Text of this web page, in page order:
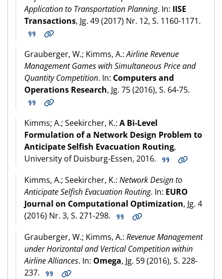
Application to Transportation Planning. In: IISE
Transactions, Jg. 49 (2017) Nr. 12, S. 1160-1171.
Grauberger, W.; Kimms, A.:Airline Revenue
Management Games with Simultaneous Price and
Quantity Competition. In: Computers and
Operations Research, Jg. 75 (2016), S. 64-75.
Kimms; A.; Seekircher, K.: A Bi-Level
Formulation of a Network Design Problem to
Anticipate Selfish Evacuation Routing,
University of Duisburg-Essen, 2016.
Kimms, A.; Seekircher, K.: Network Design to
Anticipate Selfish Evacuation Routing. In: EURO
Journal on Computational Optimization, Jg. 4
(2016) Nr. 3, S. 271-298.
Grauberger, W.; Kimms, A.: Revenue Management
under Horizontal and Vertical Competition within
Airline Alliances. In: Omega, Jg. 59 (2016), S. 228-
237.